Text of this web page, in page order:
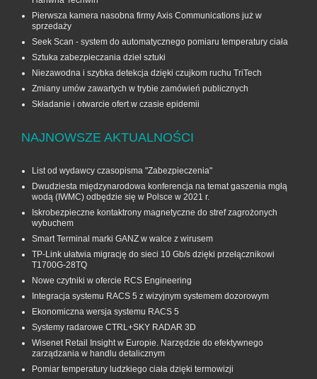
Pierwsza kamera nasobna firmy Axis Communications już w
sprzedaży
Seek Scan - system do automatycznego pomiaru temperatury ciała
Sztuka zabezpieczania dzieł sztuki
Niezawodna i szybka detekcja dzięki czujkom ruchu TriTech
Zmiany umów zawartych w trybie zamówień publicznych
Składanie i otwarcie ofert w czasie epidemii
NAJNOWSZE AKTUALNOŚCI
List od wydawcy czasopisma "Zabezpieczenia"
Dwudziesta międzynarodowa konferencja na temat gaszenia mgłą
wodą (IWMC) odbędzie się w Polsce w 2021 r.
Iskrobezpieczne kontaktrony magnetyczne do stref zagrożonych
wybuchem
Smart Terminal marki GANZ w walce z wirusem
TP-Link ułatwia migrację do sieci 10 Gb/s dzięki przełącznikowi
T1700G‑28TQ
Nowe czytniki w ofercie RCS Engineering
Integracja systemu RACS 5 z wizyjnym systemem dozorowym
Ekonomiczna wersja systemu RACS 5
Systemy radarowe CTRL+SKY RADAR 3D
Wisenet Retail Insight w Europie. Narzędzie do efektywnego
zarządzania w handlu detalicznym
Pomiar temperatury ludzkiego ciała dzięki termowizji